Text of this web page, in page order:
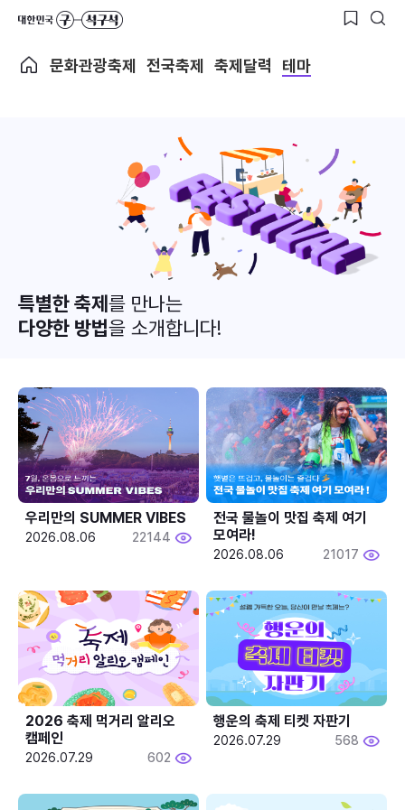
문화관광축제 전국축제 축제달력 테마
특별한 축제를 만나는
다양한 방법을 소개합니다!
우리만의 SUMMER VIBES
2026.08.06 22144
전국 물놀이 맛집 축제 여기
모여라!
2026.08.06 21017
2026 축제 먹거리 알리오
캠페인
2026.07.29 602
행운의 축제 티켓 자판기
2026.07.29 568